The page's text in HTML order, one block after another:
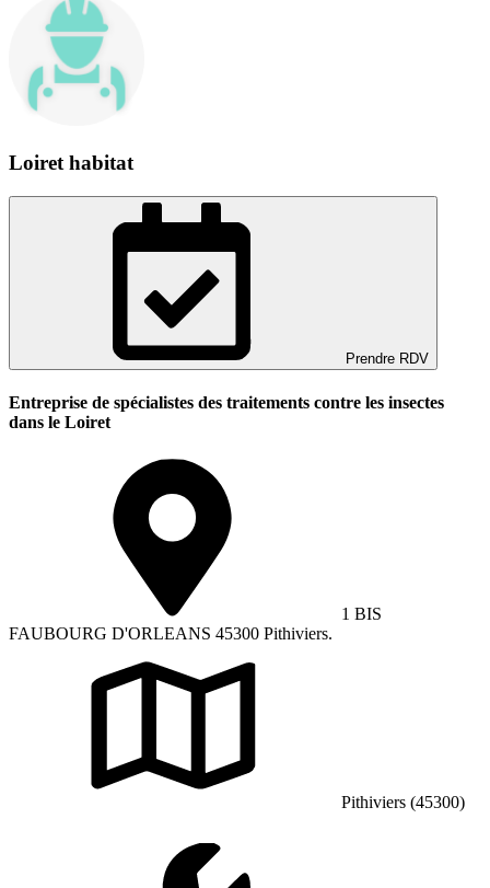
Loiret habitat
Prendre RDV
Entreprise de spécialistes des traitements contre les insectes
dans le Loiret
1 BIS
FAUBOURG D'ORLEANS 45300 Pithiviers.
Pithiviers (45300)